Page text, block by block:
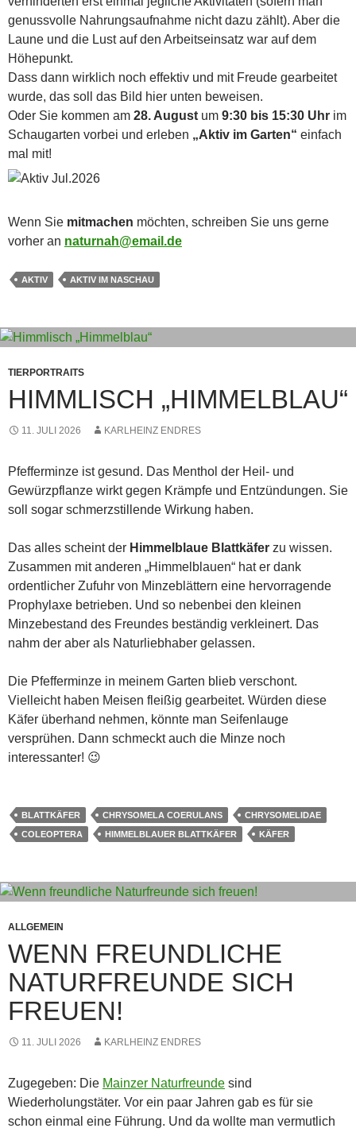
genussvolle Nahrungsaufnahme nicht dazu zählt). Aber die
Laune und die Lust auf den Arbeitseinsatz war auf dem
Höhepunkt.
Dass dann wirklich noch effektiv und mit Freude gearbeitet
wurde, das soll das Bild hier unten beweisen.
Oder Sie kommen am 28. August um 9:30 bis 15:30 Uhr im
Schaugarten vorbei und erleben „Aktiv im Garten“ einfach
mal mit!
Wenn Sie mitmachen möchten, schreiben Sie uns gerne
vorher an naturnah@email.de
AKTIV AKTIV IM NASCHAU
TIERPORTRAITS
HIMMLISCH „HIMMELBLAU“
11. JULI 2026 KARLHEINZ ENDRES
Pfefferminze ist gesund. Das Menthol der Heil- und
Gewürzpflanze wirkt gegen Krämpfe und Entzündungen. Sie
soll sogar schmerzstillende Wirkung haben.
Das alles scheint der Himmelblaue Blattkäfer zu wissen.
Zusammen mit anderen „Himmelblauen“ hat er dank
ordentlicher Zufuhr von Minzeblättern eine hervorragende
Prophylaxe betrieben. Und so nebenbei den kleinen
Minzebestand des Freundes beständig verkleinert. Das
nahm der aber als Naturliebhaber gelassen.
Die Pfefferminze in meinem Garten blieb verschont.
Vielleicht haben Meisen fleißig gearbeitet. Würden diese
Käfer überhand nehmen, könnte man Seifenlauge
versprühen. Dann schmeckt auch die Minze noch
interessanter! 😉
BLATTKÄFER CHRYSOMELA COERULANS
CHRYSOMELIDAE
COLEOPTERA
HIMMELBLAUER BLATTKÄFER KÄFER
ALLGEMEIN
WENN FREUNDLICHE
NATURFREUNDE SICH
FREUEN!
11. JULI 2026 KARLHEINZ ENDRES
Zugegeben: Die Mainzer Naturfreunde sind
Wiederholungstäter. Vor ein paar Jahren gab es für sie
schon einmal eine Führung. Und da wollte man vermutlich